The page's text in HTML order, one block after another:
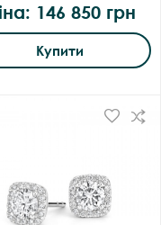
146 850 грн
Купити